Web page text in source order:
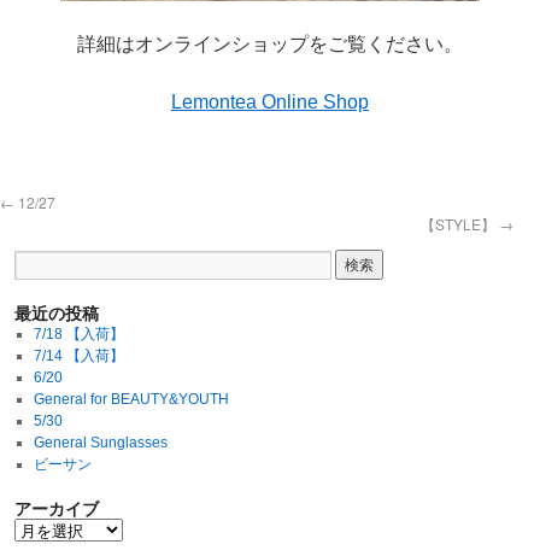
詳細はオンラインショップをご覧ください。
Lemontea Online Shop
← 12/27
【STYLE】 →
最近の投稿
7/18 【入荷】
7/14 【入荷】
6/20
General for BEAUTY&YOUTH
5/30
General Sunglasses
ビーサン
アーカイブ